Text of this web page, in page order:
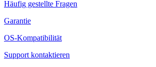
Häufig gestellte Fragen
Garantie
OS-Kompatibilität
Support kontaktieren